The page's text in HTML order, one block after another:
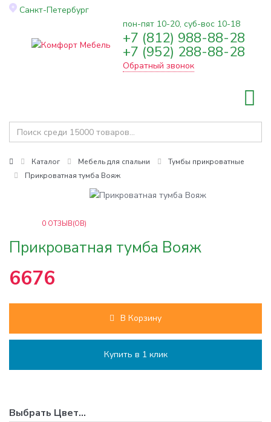
Санкт-Петербург
Toggle
пон-пят 10-20, суб-вос 10-18
+7 (812) 988-88-28
+7 (952) 288-88-28
Обратный звонок
Каталог Мебель для спальни
Тумбы прикроватные
Прикроватная тумба Вояж
0 ОТЗЫВ(ОВ)
Прикроватная тумба Вояж
6676
В Корзину
Купить в 1 клик
Выбрать Цвет...